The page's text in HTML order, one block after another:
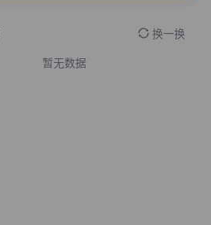
换一换
暂无数据